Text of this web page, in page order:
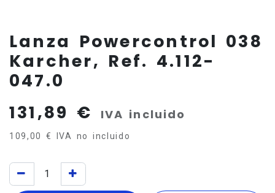
Lanza Powercontrol 038
Karcher, Ref. 4.112-
047.0
131,89 € IVA incluido
109,00 € IVA no incluido